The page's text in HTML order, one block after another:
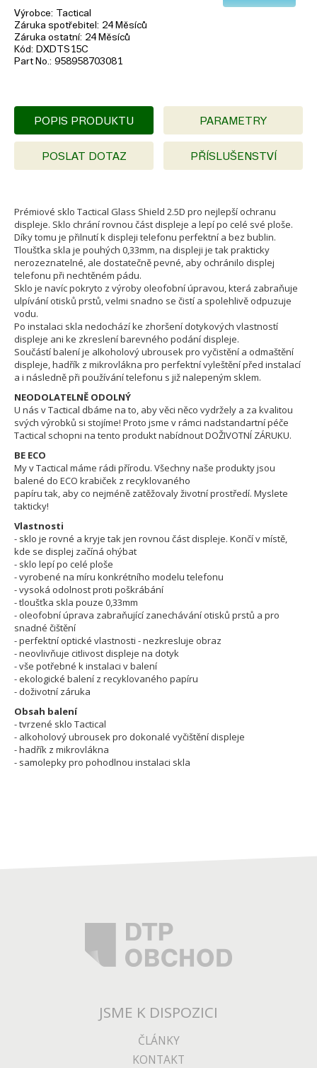
Výrobce Tactical
Záruka spotřebitel
24 Měsíců
Záruka ostatní 24 Měsíců
Kód
DXDTS15C
Part No. 958958703081
POPIS PRODUKTU PARAMETRY
POSLAT DOTAZ PŘÍSLUŠENSTVÍ
Prémiové sklo Tactical Glass Shield 2.5D pro nejlepší ochranu
displeje. Sklo chrání rovnou část displeje a lepí po celé své ploše.
Díky tomu je přilnutí k displeji telefonu perfektní a bez bublin.
Tloušťka skla je pouhých 0,33mm, na displeji je tak prakticky
nerozeznatelné, ale dostatečně pevné, aby ochránilo displej
telefonu při nechtěném pádu.
Sklo je navíc pokryto z výroby oleofobní úpravou, která zabraňuje
ulpívání otisků prstů, velmi snadno se čistí a spolehlivě odpuzuje
vodu.
Po instalaci skla nedochází ke zhoršení dotykových vlastností
displeje ani ke zkreslení barevného podání displeje.
Součástí balení je alkoholový ubrousek pro vyčistění a odmaštění
displeje, hadřík z mikrovlákna pro perfektní vyleštění před instalací
a i následně při používání telefonu s již nalepeným sklem.
NEODOLATELNĚ ODOLNÝ
U nás v Tactical dbáme na to, aby věci něco vydržely a za kvalitou
svých výrobků si stojíme! Proto jsme v rámci nadstandartní péče
Tactical schopni na tento produkt nabídnout DOŽIVOTNÍ ZÁRUKU.
BE ECO
My v Tactical máme rádi přírodu. Všechny naše produkty jsou
balené do ECO krabiček z recyklovaného
papíru tak, aby co nejméně zatěžovaly životní prostředí. Myslete
takticky!
Vlastnosti
- sklo je rovné a kryje tak jen rovnou část displeje. Končí v místě,
kde se displej začíná ohýbat
- sklo lepí po celé ploše
- vyrobené na míru konkrétního modelu telefonu
- vysoká odolnost proti poškrábání
- tloušťka skla pouze 0,33mm
- oleofobní úprava zabraňující zanechávání otisků prstů a pro
snadné čištění
- perfektní optické vlastnosti - nezkresluje obraz
- neovlivňuje citlivost displeje na dotyk
- vše potřebné k instalaci v balení
- ekologické balení z recyklovaného papíru
- doživotní záruka
Obsah balení
- tvrzené sklo Tactical
- alkoholový ubrousek pro dokonalé vyčištění displeje
- hadřík z mikrovlákna
- samolepky pro pohodlnou instalaci skla
JSME K DISPOZICI
ČLÁNKY
KONTAKT